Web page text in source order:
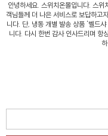
안녕하세요. 스위치온몰입니다. 스
객님들께 더 나은 서비스로 보답하고
니다. 단, 냉동 개별 발송 상품 '벨드
니다. 다시 한번 감사 인사드리며 항
[스위치온 X
[스위치온X초록